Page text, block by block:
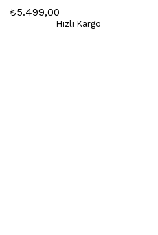
₺5.499,00
Hızlı Kargo